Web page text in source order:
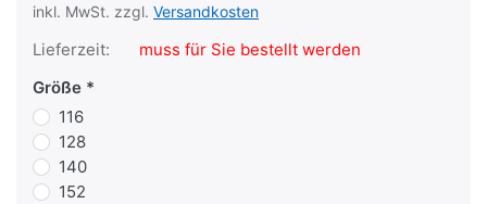
inkl. MwSt. zzgl. Versandkosten
Lieferzeit:
muss für Sie bestellt werden
Größe
116
128
140
152